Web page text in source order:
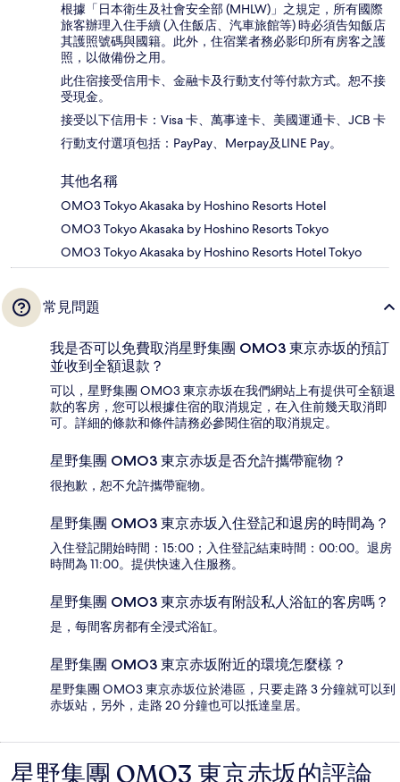
根據「日本衛生及社會安全部 (MHLW)」之規定，所有國際
旅客辦理入住手續 (入住飯店、汽車旅館等) 時必須告知飯店
其護照號碼與國籍。此外，住宿業者務必影印所有房客之護
照，以做備份之用。
此住宿接受信用卡、金融卡及行動支付等付款方式。恕不接
受現金。
接受以下信用卡：Visa 卡、萬事達卡、美國運通卡、JCB 卡
行動支付選項包括：PayPay、Merpay及LINE Pay。
其他名稱
OMO3 Tokyo Akasaka by Hoshino Resorts Hotel
OMO3 Tokyo Akasaka by Hoshino Resorts Tokyo
OMO3 Tokyo Akasaka by Hoshino Resorts Hotel Tokyo
常見問題
我是否可以免費取消星野集團 OMO3 東京赤坂的預訂
並收到全額退款？
可以，星野集團 OMO3 東京赤坂在我們網站上有提供可全額退
款的客房，您可以根據住宿的取消規定，在入住前幾天取消即
可。詳細的條款和條件請務必參閱住宿的取消規定。
星野集團 OMO3 東京赤坂是否允許攜帶寵物？
很抱歉，恕不允許攜帶寵物。
星野集團 OMO3 東京赤坂入住登記和退房的時間為？
入住登記開始時間：15:00；入住登記結束時間：00:00。退房
時間為 11:00。提供快速入住服務。
星野集團 OMO3 東京赤坂有附設私人浴缸的客房嗎？
是，每間客房都有全浸式浴缸。
星野集團 OMO3 東京赤坂附近的環境怎麼樣？
星野集團 OMO3 東京赤坂位於港區，只要走路 3 分鐘就可以到
赤坂站，另外，走路 20 分鐘也可以抵達皇居。
評
星野集團 OMO3 東京赤坂的評論